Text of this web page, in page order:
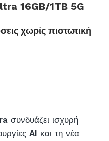
16GB/1TB 5G
χωρίς πιστωτική
συνδυάζει ισχυρή
AI και τη νέα